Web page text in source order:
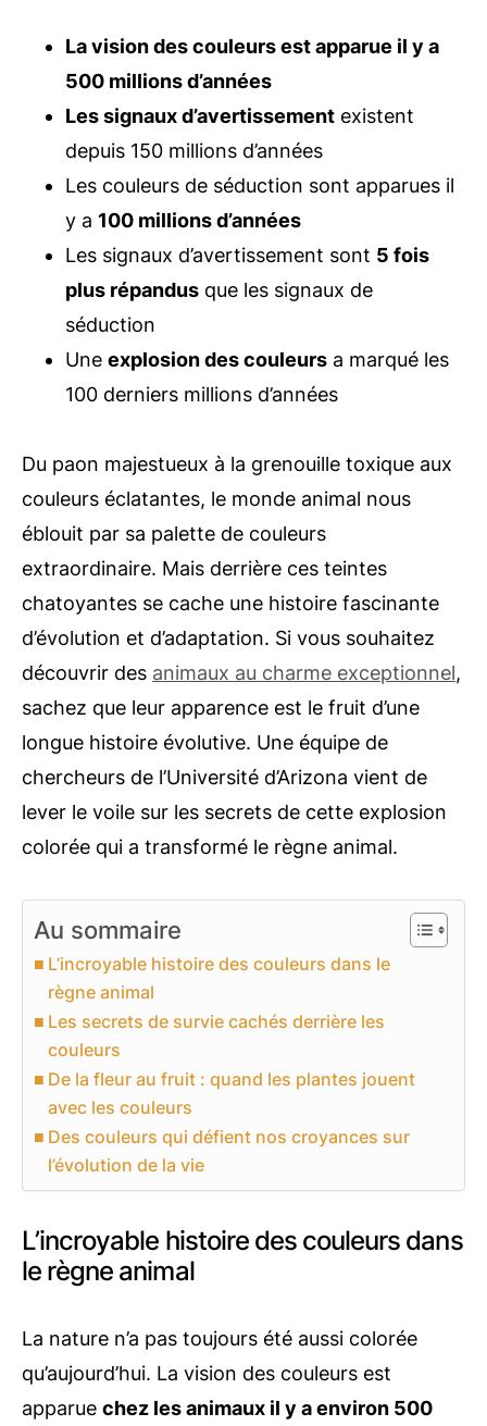
La vision des couleurs est apparue il y a
500 millions d’années
Les signaux d’avertissement existent
depuis 150 millions d’années
Les couleurs de séduction sont apparues il
y a 100 millions d’années
Les signaux d’avertissement sont 5 fois
plus répandus que les signaux de
séduction
Une explosion des couleurs a marqué les
100 derniers millions d’années
Du paon majestueux à la grenouille toxique aux
couleurs éclatantes, le monde animal nous
éblouit par sa palette de couleurs
extraordinaire. Mais derrière ces teintes
chatoyantes se cache une histoire fascinante
d’évolution et d’adaptation. Si vous souhaitez
découvrir des animaux au charme exceptionnel,
sachez que leur apparence est le fruit d’une
longue histoire évolutive. Une équipe de
chercheurs de l’Université d’Arizona vient de
lever le voile sur les secrets de cette explosion
colorée qui a transformé le règne animal.
Au sommaire
L’incroyable histoire des couleurs dans le
règne animal
Les secrets de survie cachés derrière les
couleurs
De la fleur au fruit : quand les plantes jouent
avec les couleurs
Des couleurs qui défient nos croyances sur
l’évolution de la vie
L’incroyable histoire des couleurs dans
le règne animal
La nature n’a pas toujours été aussi colorée
qu’aujourd’hui. La vision des couleurs est
apparue chez les animaux il y a environ 500